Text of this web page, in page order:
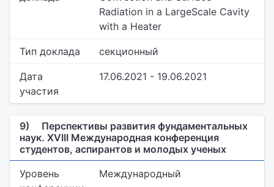
Radiation in a LargeScale Cavity
with a Heater
Тип доклада секционный
Дата
участия
17.06.2021 - 19.06.2021
9)
Перспективы развития фундаментальных
наук. XVIII Международная конференция
студентов, аспирантов и молодых ученых
Уровень
Международный